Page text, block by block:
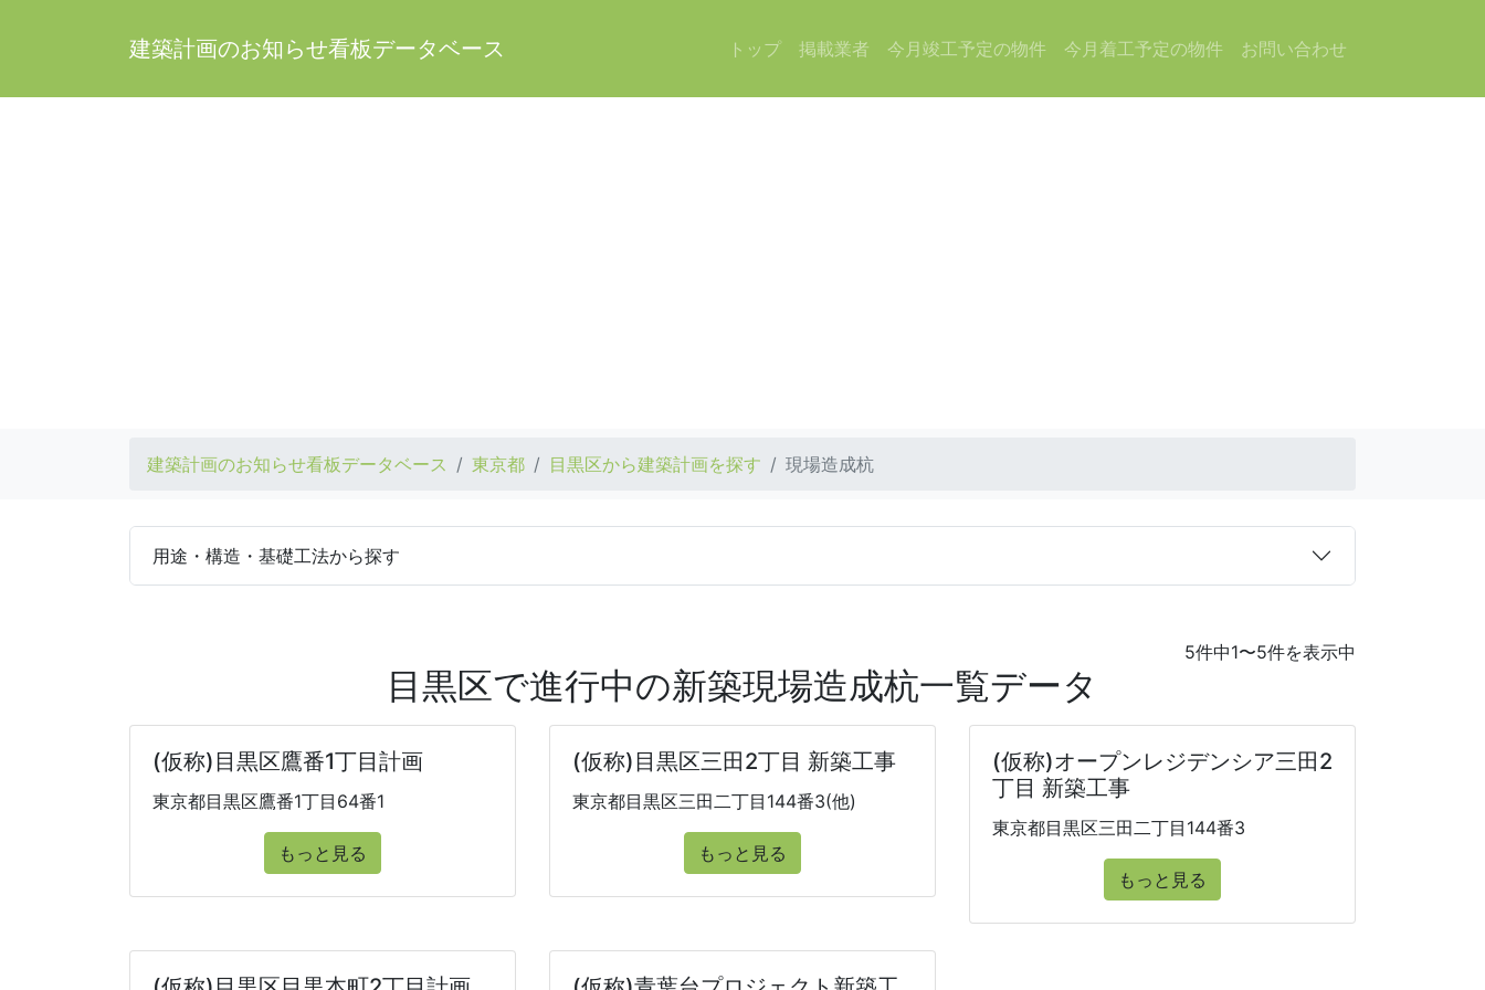
建築計画のお知らせ看板データベース トップ 掲載業者 今月竣工予定の物件 今月着工予定の物件 お問い合わせ
建築計画のお知らせ看板データベース 東京都 目黒区から建築計画を探す 現場造成杭
用途・構造・基礎工法から探す
5件中1〜5件を表示中
目黒区で進行中の新築現場造成杭一覧データ
(仮称)目黒区鷹番1丁目計画
東京都目黒区鷹番1丁目64番1
もっと見る
(仮称)目黒区三田2丁目 新築工事
東京都目黒区三田二丁目144番3(他)
もっと見る
(仮称)オープンレジデンシア三田2
丁目 新築工事
東京都目黒区三田二丁目144番3
もっと見る